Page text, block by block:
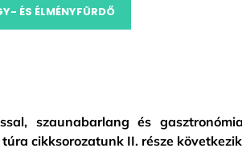
ÉS ÉLMÉNYFÜRDŐ
szaunabarlang és
cikksorozatunk II. része